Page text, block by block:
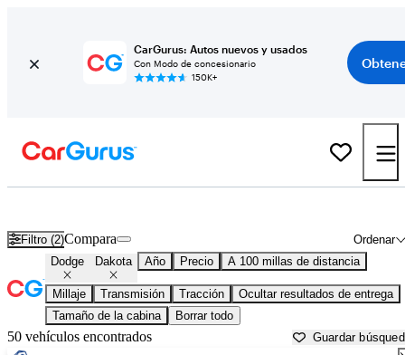
CarGurus: Autos nuevos y usados
Con Modo de concesionario
150K+
Filtro (2) Ordenar
Compara
Dodge Dakota Año Precio A 100 millas de distancia
Millaje Transmisión Tracción
Ocultar resultados de entrega
Tamaño de la cabina
Borrar todo
50 vehículos encontrados Guardar